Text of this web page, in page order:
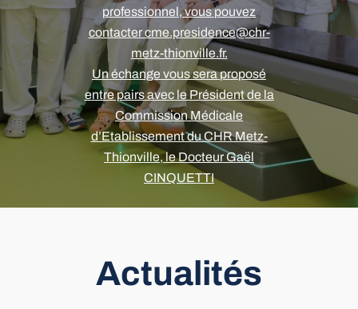
professionnel, vous pouvez
contacter cme.presidence@chr-
metz-thionville.fr.
Un échange vous sera proposé
entre pairs avec le Président de la
Commission Médicale
d’Etablissement du CHR Metz-
Thionville, le Docteur Gaël
CINQUETTI
Actualités